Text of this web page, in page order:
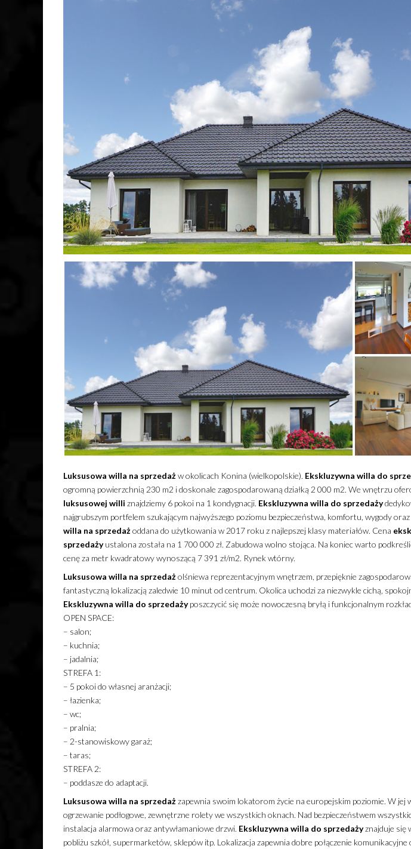
Luksusowa willa na sprzedażw okolicach Konina (wielkopolskie). Ekskluzywna willa do
ogromną powierzchnią 230 m2 i doskonale zagospodarowaną działką 2 000 m2. We wnętrzu
luksusowej willi znajdziemy 6 pokoi na 1 kondygnacji. Ekskluzywna willa do sprzedaży
najgrubszym portfelem szukającym najwyższego poziomu bezpieczeństwa, komfortu, wygody
willa na sprzedażoddana do użytkowania w 2017 roku z najlepszej klasy materiałów. Cena
sprzedażyustalona została na 1 700 000 zł. Zabudowa wolno stojąca. Na koniec warto
cenę za metr kwadratowy wynoszącą 7 391 zł/m2. Rynek wtórny.
Luksusowa willa na sprzedażolśniewa reprezentacyjnym wnętrzem, przepięknie
fantastyczną lokalizacją zaledwie 10 minut od centrum. Okolica uchodzi za niezwykle cichą,
Ekskluzywna willa do sprzedażyposzczycić się może nowoczesną bryłą i funkcjonalnym
OPEN SPACE:
– salon;
– kuchnia;
– jadalnia;
STREFA 1:
– 5 pokoi do własnej aranżacji;
– łazienka;
– wc;
– pralnia;
– 2-stanowiskowy garaż;
– taras;
STREFA 2:
– poddasze do adaptacji.
Luksusowa willa na sprzedażzapewnia swoim lokatorom życie na europejskim poziomie. W jej
ogrzewanie podłogowe, zewnętrzne rolety we wszystkich oknach. Nad bezpieczeństwem
instalacja alarmowa oraz antywłamaniowe drzwi. Ekskluzywna willa do sprzedażyznajduje się
pobliżu szkół, supermarketów, sklepów itp. Lokalizacja zapewnia dobre połączenie komunikacyjne